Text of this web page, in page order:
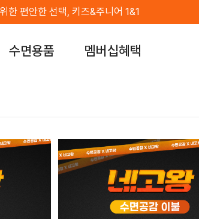
한 편안한 선택, 키즈&주니어 1&1
수면용품 멤버십혜택